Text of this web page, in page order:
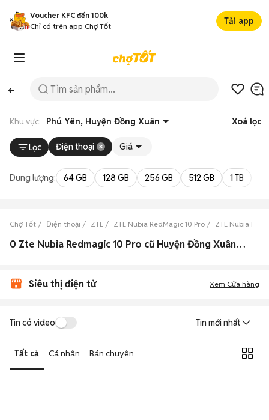
Voucher KFC đến 100k
Chỉ có trên app Chợ Tốt
Tải app
Khu vực: Phú Yên, Huyện Đồng Xuân Xoá lọc
Lọc Điện thoại Giá
Dung lượng: 64 GB 128 GB 256 GB 512 GB 1 TB
Chợ Tốt Điện thoại ZTE ZTE Nubia RedMagic 10 Pro ZTE Nubia
0 Zte Nubia Redmagic 10 Pro cũ Huyện Đồng Xuân, Phú Yên đẹp
Siêu thị điện tử Xem Cửa hàng
Tin có video Tin mới nhất
Tất cả Cá nhân Bán chuyên